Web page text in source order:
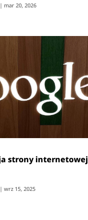
| mar 20, 2026
strony internetowej
|wrz 15, 2025